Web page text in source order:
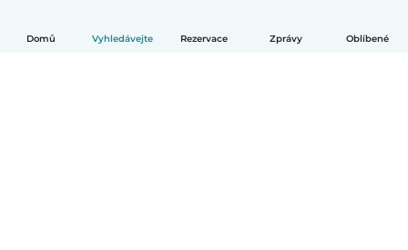
Domů Vyhledávejte Rezervace Zprávy Oblíbené